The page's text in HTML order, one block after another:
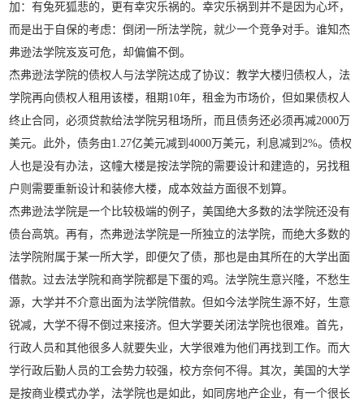
加：有兔死狐悲的，更有幸灾乐祸的。幸灾乐祸到并不是因为心坏，
而是出于自保的考虑：倒闭一所法学院，就少一个竞争对手。谁知杰
弗逊法学院岌岌可危，却偏偏不倒。
杰弗逊法学院的债权人与法学院达成了协议：教学大楼归债权人，法
学院再向债权人租用该楼，租期10年，租金为市场价，但如果债权人
终止合同，必须贷款给法学院另租场所，而且债务还必须再减2000万
美元。此外，债务由1.27亿美元减到4000万美元，利息减到2%。债权
人也是没有办法，这幢大楼是按法学院的需要设计和建造的，另找租
户则需要重新设计和装修大楼，成本效益方面很不划算。
杰弗逊法学院是一个比较极端的例子，美国绝大多数的法学院还没有
债台高筑。再有，杰弗逊法学院是一所独立的法学院，而绝大多数的
法学院附属于某一所大学，即便欠了债，那也是由其所在的大学出面
借款。过去法学院和商学院都是下蛋的鸡。法学院生意兴隆，不愁生
源，大学并不介意出面为法学院借款。但如今法学院生源不好，生意
锐减，大学不得不倒过来接济。但大学要关闭法学院也很难。首先，
行政人员和其他很多人就要失业，大学很难为他们再找到工作。而大
学行政后勤人员的工会势力较强，校方奈何不得。其次，美国的大学
是按商业模式办学，法学院也是如此，如同房地产企业，有一个很长